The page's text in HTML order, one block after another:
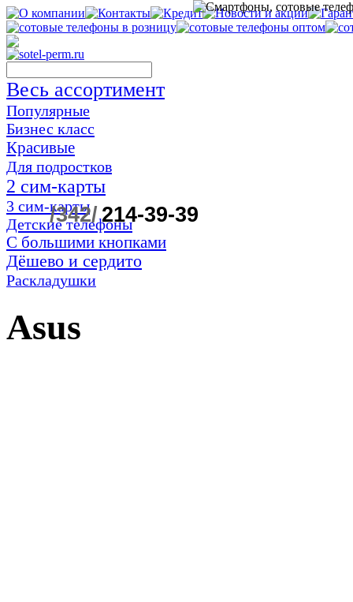
/342/ 214-39-39
Весь ассортимент
Популярные
Бизнес класс
Красивые
Для подростков
2 сим-карты
3 сим-карты
Детские телефоны
С большими кнопками
Дёшево и сердито
Раскладушки
Asus